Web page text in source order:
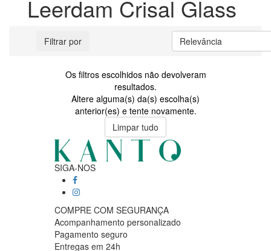
Leerdam Crisal Glass
Filtrar por Relevância
Os filtros escolhidos não devolveram
resultados.
Altere alguma(s) da(s) escolha(s)
anterior(es) e tente novamente.
Limpar tudo
SIGA-NOS
COMPRE COM SEGURANÇA
Acompanhamento personalizado
Pagamento seguro
Entregas em 24h